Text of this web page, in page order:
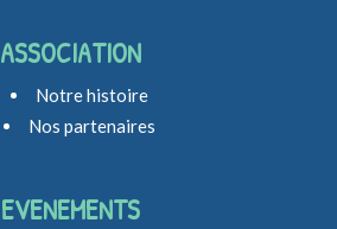
ASSOCIATION
Notre histoire
Nos partenaires
EVENEMENTS